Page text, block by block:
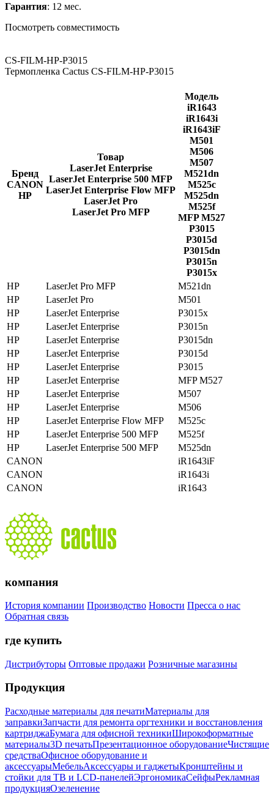
Гарантия: 12 мес.
Посмотреть совместимость
CS-FILM-HP-P3015
Термопленка Cactus CS-FILM-HP-P3015
Бренд
CANON
HP
Товар
LaserJet Enterprise
LaserJet Enterprise 500 MFP
LaserJet Enterprise Flow MFP
LaserJet Pro
LaserJet Pro MFP
Модель
iR1643
iR1643i
iR1643iF
M501
M506
M507
M521dn
M525c
M525dn
M525f
MFP M527
P3015
P3015d
P3015dn
P3015n
P3015x
HP
LaserJet Pro MFP
M521dn
HP
LaserJet Pro
M501
HP
LaserJet Enterprise
P3015x
HP
LaserJet Enterprise
P3015n
HP
LaserJet Enterprise
P3015dn
HP
LaserJet Enterprise
P3015d
HP
LaserJet Enterprise
P3015
HP
LaserJet Enterprise
MFP M527
HP
LaserJet Enterprise
M507
HP
LaserJet Enterprise
M506
HP
LaserJet Enterprise Flow MFP
M525c
HP
LaserJet Enterprise 500 MFP
M525f
HP
LaserJet Enterprise 500 MFP
M525dn
CANON
iR1643iF
CANON
iR1643i
CANON
iR1643
компания
История компании Производство Новости Пресса о нас
Обратная связь
где купить
Дистрибуторы Оптовые продажи Розничные магазины
Продукция
Расходные материалы для печатиМатериалы для
заправкиЗапчасти для ремонта оргтехники и восстановления
картриджаБумага для офисной техникиШирокоформатные
материалы3D печатьПрезентационное оборудованиеЧистящие
средстваОфисное оборудование и
аксессуарыМебельАксессуары и гаджетыКронштейны и
стойки для ТВ и LCD-панелейЭргономикаСейфыРекламная
продукцияОзеленение